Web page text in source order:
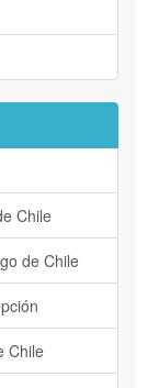
Chile
de Chile
Chile